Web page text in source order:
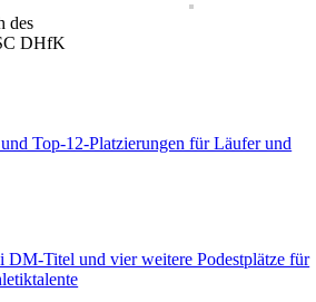
des
DHfK
Top-12-Platzierungen für Läufer und
DM-Titel und vier weitere Podestplätze für